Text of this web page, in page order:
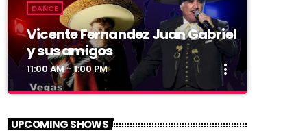
DANCE
Vicente Fernandez Juan Gabriel
y sus amigos
11:00 AM - 1:00 PM more_vert
Vicente Fernandez Juan
UPCOMING SHOWS